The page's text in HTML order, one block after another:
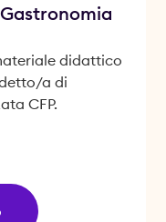
didattico
a di
CFP.